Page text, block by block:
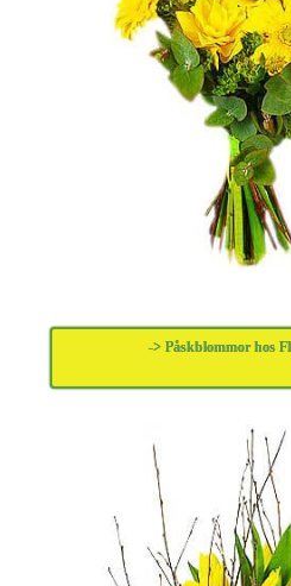
-> Påskblommor hos